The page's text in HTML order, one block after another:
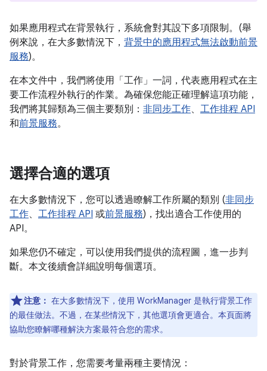
如果應用程式在背景執行，系統會對其設下多項限制。(舉
例來說，在大多數情況下， 背景中的應用程式無法啟動前景
服務)。
在本文件中，我們將使用「工作」一詞，代表應用程式在主
要工作流程外執行的作業。為確保您能正確理解這項功能，
我們將其歸類為三個主要類別： 非同步工作、 工作排程 API
和前景服務。
選擇合適的選項
在大多數情況下，您可以透過瞭解工作所屬的類別 (非同步
工作、 工作排程 API 或前景服務)，找出適合工作使用的
API。
如果您仍不確定，可以使用我們提供的流程圖，進一步判
斷。本文後續會詳細說明每個選項。
注意： 在大多數情況下，使用 WorkManager 是執行背景工作
的最佳做法。不過，在某些情況下，其他選項會更適合。本頁面將
協助您瞭解哪種解決方案最符合您的需求。
對於背景工作，您需要考量兩種主要情況：